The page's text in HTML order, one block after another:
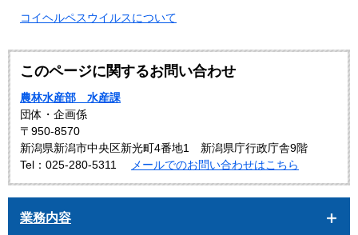
コイヘルペスウイルスについて
このページに関するお問い合わせ
農林水産部 水産課
団体・企画係
〒950-8570
新潟県新潟市中央区新光町4番地1 新潟県庁行政庁舎9階
Tel：025-280-5311
メールでのお問い合わせはこちら
業務内容